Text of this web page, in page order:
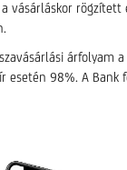
vásárláskor
árfolyam
esetén 98%. A